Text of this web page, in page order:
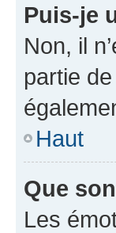
Puis-je
Non, il
partie
Haut
Que
Les